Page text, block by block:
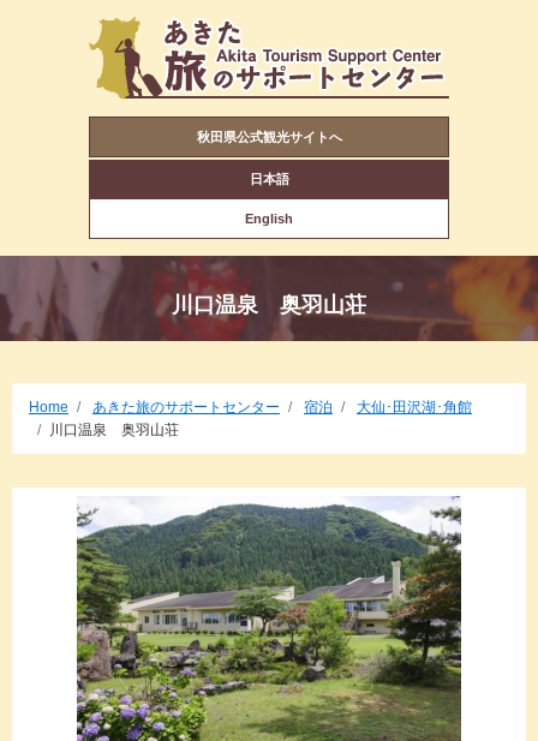
秋田県公式観光サイトへ
日本語
English
川口温泉 奥羽山荘
Home あきた旅のサポートセンター 宿泊
大仙･田沢湖･角館
川口温泉 奥羽山荘